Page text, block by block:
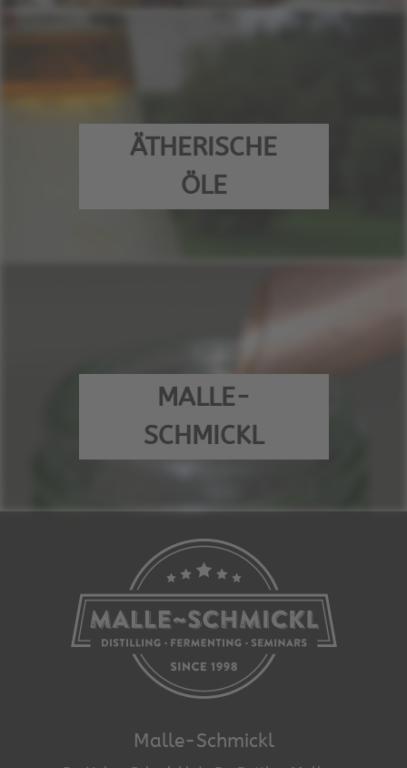
ÄTHERISCHE
ÖLE
MALLE-
SCHMICKL
Malle-Schmickl